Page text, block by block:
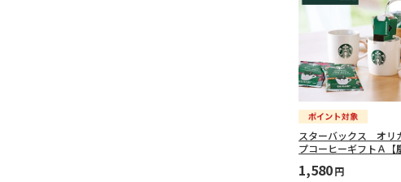
スターバックス オリ
プコーヒーギフトＡ【
1,580円